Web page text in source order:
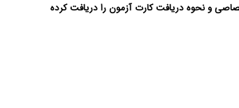
و نحوه دریافت کارت آزمون را دریافت کرده